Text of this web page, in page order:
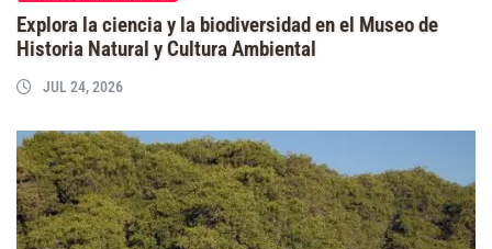
Explora la ciencia y la biodiversidad en el Museo de
Historia Natural y Cultura Ambiental
JUL 24, 2026